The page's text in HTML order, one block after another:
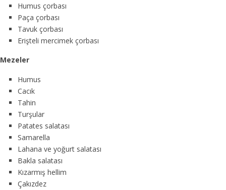
Humus çorbası
Paça çorbası
Tavuk çorbası
Erişteli mercimek çorbası
Mezeler
Humus
Cacık
Tahin
Turşular
Patates salatası
Samarella
Lahana ve yoğurt salatası
Bakla salatası
Kızarmış hellim
Çakızdez